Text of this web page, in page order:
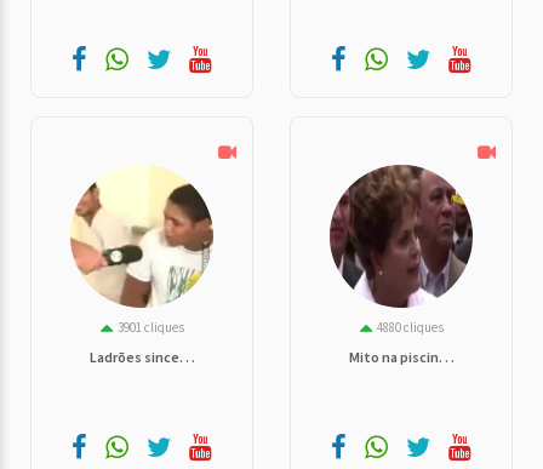
3901 cliques
Ladrões since. . .
4880 cliques
Mito na piscin. . .